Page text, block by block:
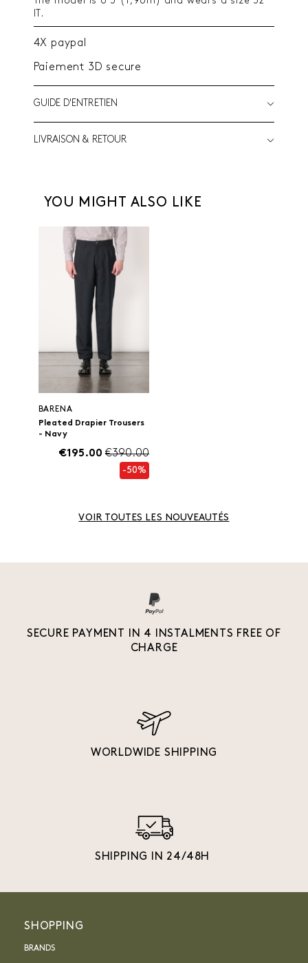
IT.
4X paypal
Paiement 3D secure
GUIDE D'ENTRETIEN
LIVRAISON & RETOUR
YOU MIGHT ALSO LIKE
BARENA
Pleated Drapier Trousers
- Navy
€195.00 €390.00
-50%
VOIR TOUTES LES NOUVEAUTÉS
SECURE PAYMENT IN 4 INSTALMENTS FREE OF
CHARGE
WORLDWIDE SHIPPING
SHIPPING IN 24/48H
SHOPPING
BRANDS